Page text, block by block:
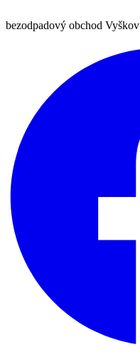
bezodpadový obchod Vyškov